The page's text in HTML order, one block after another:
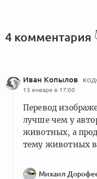
4 комментария
Иван Копылов
13 января в 17:00
Перевод
лучше чем у
животных, а
тему животных
Михаил